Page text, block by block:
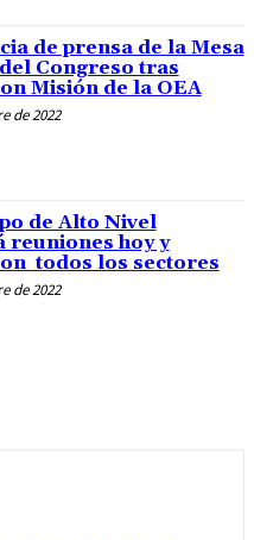
de prensa de la Mesa
Congreso tras
Misión de la OEA
de 2022
de Alto Nivel
reuniones hoy y
todos los sectores
de 2022